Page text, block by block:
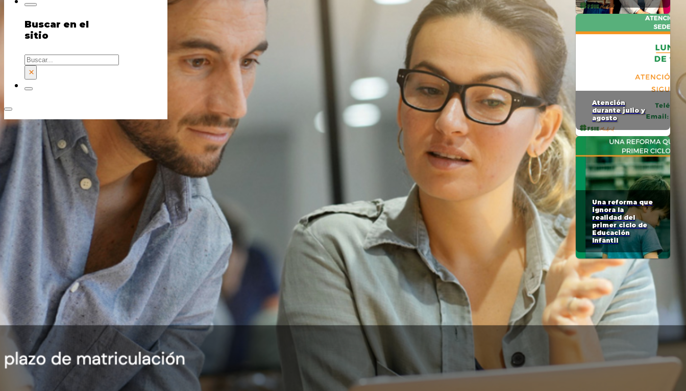
Buscar en el
sitio
Buscar
×
Atención
durante julio y
agosto
Una reforma que
ignora la
realidad del
primer ciclo de
Educación
Infantil